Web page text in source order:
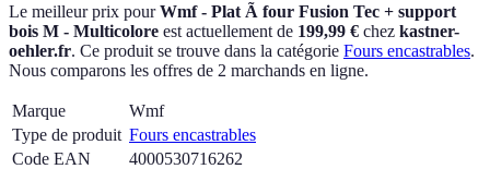
Le meilleur prix pourWmf - Plat Ã four Fusion Tec + support
bois M - Multicolore est actuellement de 199,99 € chez kastner-
oehler.fr. Ce produit se trouve dans la catégorie Fours encastrables.
Nous comparons les offres de 2 marchands en ligne.
Marque
Wmf
Type de produit Fours encastrables
Code EAN
4000530716262